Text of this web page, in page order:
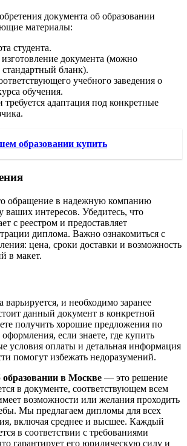
документа об образовании
материалы:
студента.
изготовление документа (можно
стандартный бланк).
учебного заведения о
обучения.
требуется адаптация под конкретные
образовании купить
обращение в надежную компанию
ваших интересов. Убедитесь, что
с реестром и предоставляет
диплома. Важно ознакомиться с
цена, сроки доставки и возможность
в макет.
и необходимо заранее
данный документ в конкретной
получить хорошие предложения по
если знаете, где купить
условия оплаты и детальная информация
помогут избежать недоразумений.
в Москве — это решение
в документе, соответствующем всем
возможности или желания проходить
Мы предлагаем дипломы для всех
включая среднее и высшее. Каждый
в соответствии с требованиями
гарантирует его юридическую силу и